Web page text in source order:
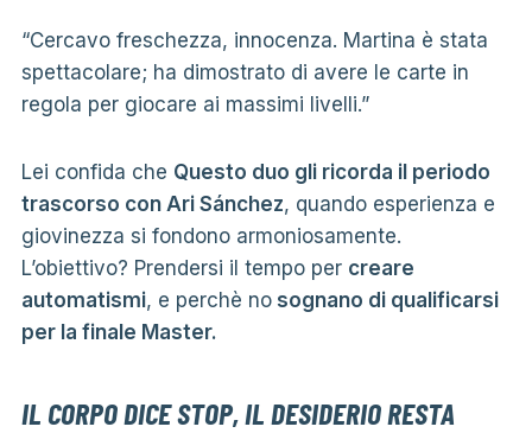
“Cercavo freschezza, innocenza. Martina è stata
spettacolare; ha dimostrato di avere le carte in
regola per giocare ai massimi livelli.”
Lei confida che Questo duo gli ricorda il periodo
trascorso con Ari Sánchez, quando esperienza e
giovinezza si fondono armoniosamente.
L’obiettivo? Prendersi il tempo per creare
automatismi, e perchè nosognano di qualificarsi
per la finale Master.
IL CORPO DICE STOP, IL DESIDERIO RESTA